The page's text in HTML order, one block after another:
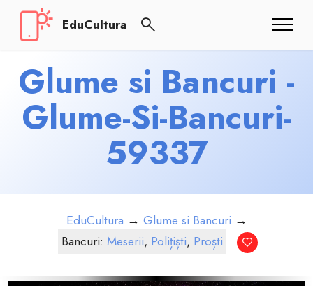
EduCultura
Glume si Bancuri -
Glume-Si-Bancuri-
59337
EduCultura → Glume si Bancuri →
Bancuri: Meserii, Polițiști, Proști